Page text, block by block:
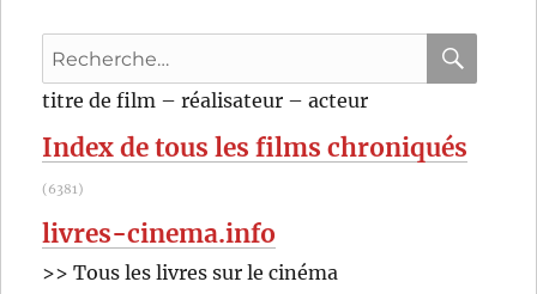
Recherche
pour
:
titre de film – réalisateur – acteur
Index de tous les films chroniqués
(6381)
livres-cinema.info
>> Tous les livres sur le cinéma